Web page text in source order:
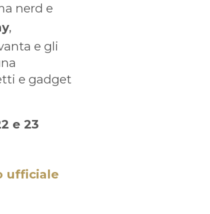
nerd e
,
e gli
e gadget
e 23
ufficiale